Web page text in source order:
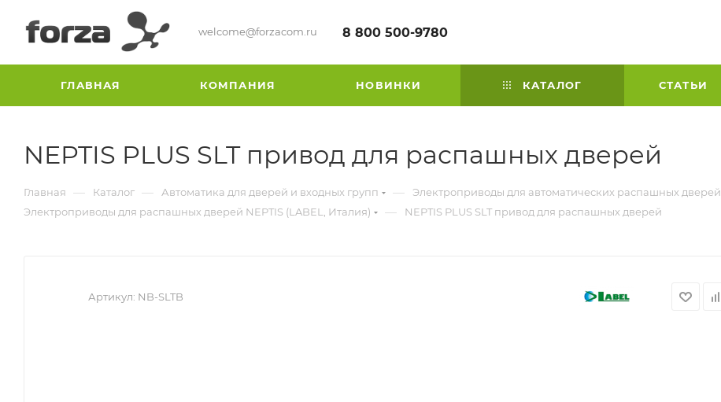
welcome@forzacom.ru 8 800 500-9780
ГЛАВНАЯ КОМПАНИЯ НОВИНКИ КАТАЛОГ СТАТЬИ
NEPTIS PLUS SLT привод для распашных дверей
Главная — Каталог — Автоматика для дверей и входных групп — Электроприводы для автоматических распашных дверей
Электроприводы для распашных дверей NEPTIS (LABEL, Италия) — NEPTIS PLUS SLT привод для распашных дверей
Артикул: NB-SLTB